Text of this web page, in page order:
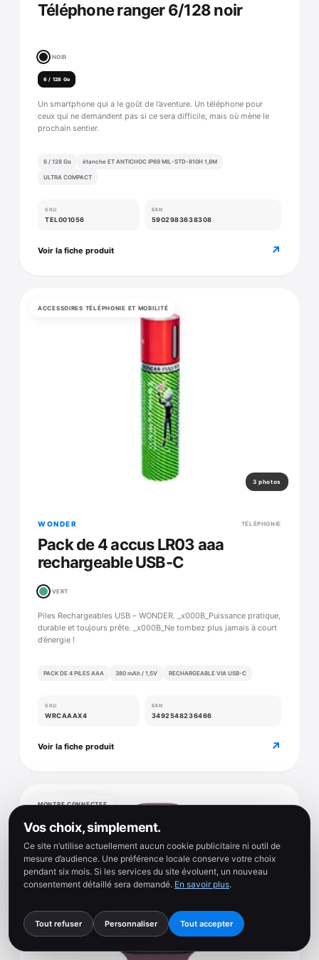
Téléphone ranger 6/128 noir
NOIR
6 / 128 Go
Un smartphone qui a le goût de l’aventure. Un téléphone pour
ceux qui ne demandent pas si ce sera difficile, mais où mène le
prochain sentier.
6 / 128 Go étanche ET ANTICHOC IP69 MIL-STD-810H 1,8M
ULTRA COMPACT
SKU
TEL001056
EAN
5902983638308
Voir la fiche produit ↗
ACCESSOIRES TÉLÉPHONIE ET MOBILITÉ
3 photos
WONDER TÉLÉPHONIE
Pack de 4 accus LR03 aaa
rechargeable USB-C
VERT
Piles Rechargeables USB – WONDER. _x000B_Puissance pratique,
durable et toujours prête. _x000B_Ne tombez plus jamais à court
d’énergie !
PACK DE 4 PILES AAA 380 mAh / 1,5V RECHARGEABLE VIA USB-C
SKU
WRCAAAX4
EAN
3492548236466
Voir la fiche produit ↗
MONTRE CONNECTEE
Vos choix, simplement.
Ce site n’utilise actuellement aucun cookie publicitaire ni outil de
mesure d’audience. Une préférence locale conserve votre choix
pendant six mois. Si les services du site évoluent, un nouveau
consentement détaillé sera demandé. En savoir plus.
Tout refuser Personnaliser Tout accepter